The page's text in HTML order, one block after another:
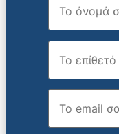
Επώνυμο
Email